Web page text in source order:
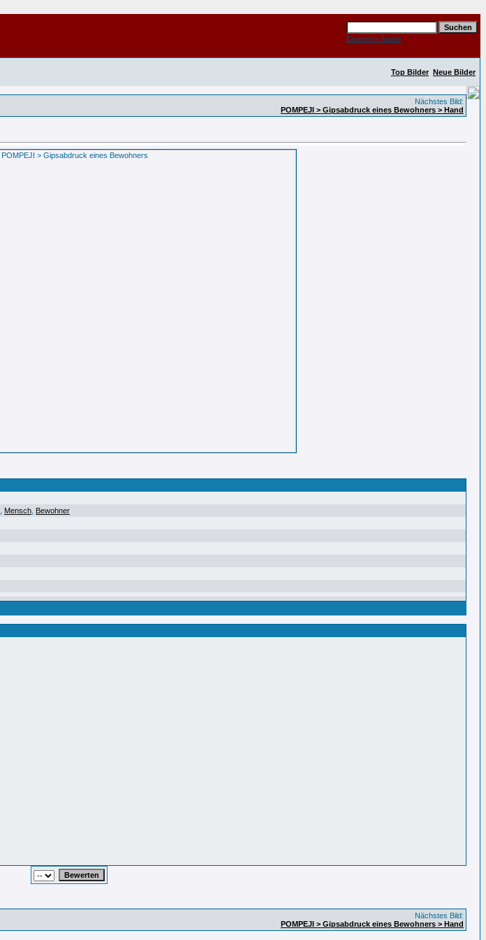
Erweiterte Suche
Top Bilder Neue Bilder
Nächstes Bild:
POMPEJI > Gipsabdruck eines Bewohners > Hand
Mensch Bewohner
Nächstes Bild:
POMPEJI > Gipsabdruck eines Bewohners > Hand